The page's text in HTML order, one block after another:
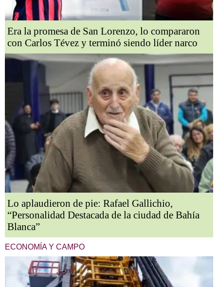
Era la promesa de San Lorenzo, lo compararon
con Carlos Tévez y terminó siendo líder narco
Lo aplaudieron de pie: Rafael Gallichio,
“Personalidad Destacada de la ciudad de Bahía
Blanca”
ECONOMÍA Y CAMPO